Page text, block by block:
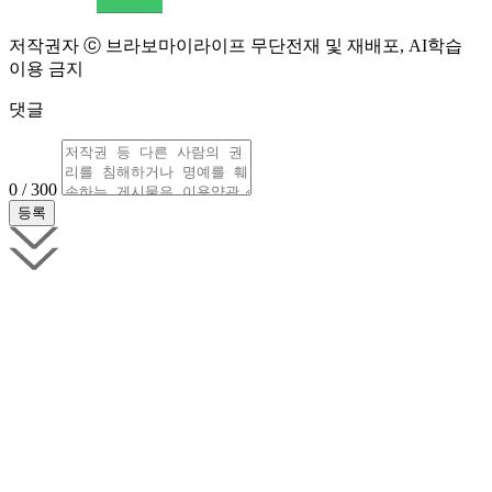
저작권자 ⓒ 브라보마이라이프 무단전재 및 재배포, AI학습
이용 금지
댓글
0 / 300